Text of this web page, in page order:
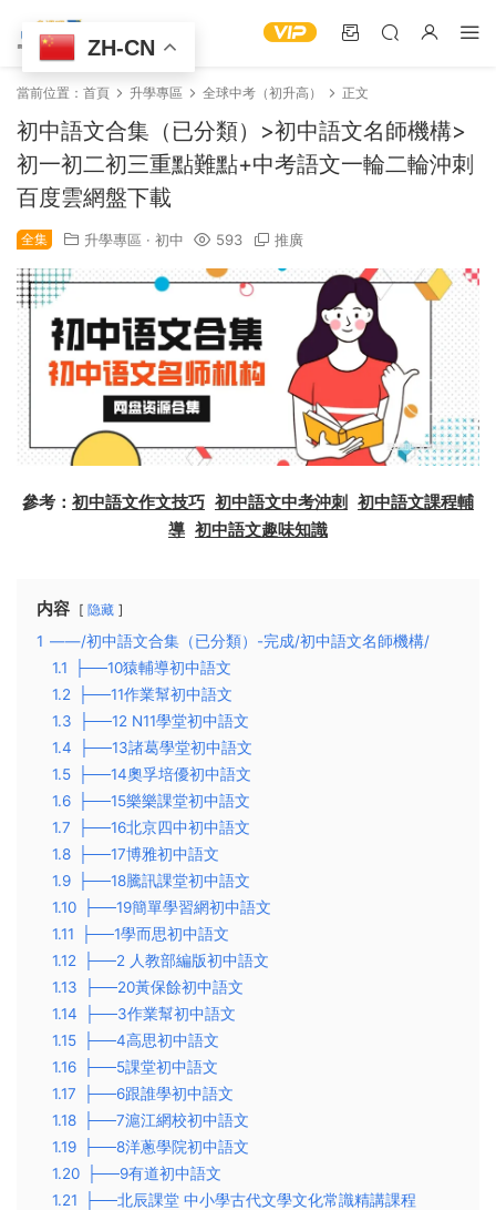
當前位置： 首頁 升學專區 全球中考（初升高） 正文
初中語文合集（已分類）>初中語文名師機構>
初一初二初三重點難點+中考語文一輪二輪沖刺
百度雲網盤下載
全集 升學專區 · 初中 593 推廣
參考： 初中語文作文技巧 初中語文中考沖刺 初中語文課程輔
導 初中語文趣味知識
内容 隐藏
1 ——/初中語文合集（已分類）-完成/初中語文名師機構/
1.1
├──10猿輔導初中語文
1.2
├──11作業幫初中語文
1.3
├──12 N11學堂初中語文
1.4
├──13諸葛學堂初中語文
1.5
├──14奧孚培優初中語文
1.6
├──15樂樂課堂初中語文
1.7
├──16北京四中初中語文
1.8
├──17博雅初中語文
1.9
├──18騰訊課堂初中語文
1.10
├──19簡單學習網初中語文
1.11
├──1學而思初中語文
1.12
├──2 人教部編版初中語文
1.13
├──20黃保餘初中語文
1.14
├──3作業幫初中語文
1.15
├──4高思初中語文
1.16
├──5課堂初中語文
1.17
├──6跟誰學初中語文
1.18
├──7滬江網校初中語文
1.19
├──8洋蔥學院初中語文
1.20
├──9有道初中語文
1.21
├──北辰課堂 中小學古代文學文化常識精講課程
ZH-CN